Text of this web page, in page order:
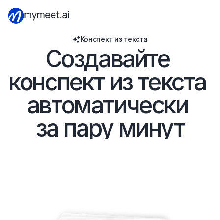
Конспект из текста
Создавайте
конспект из текста
автоматически
за пару минут